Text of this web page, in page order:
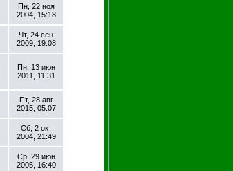
Пн, 22 ноя
2004, 15:18
Чт, 24 сен
2009, 19:08
Пн, 13 июн
2011, 11:31
Пт, 28 авг
2015, 05:07
Сб, 2 окт
2004, 21:49
Ср, 29 июн
2005, 16:40